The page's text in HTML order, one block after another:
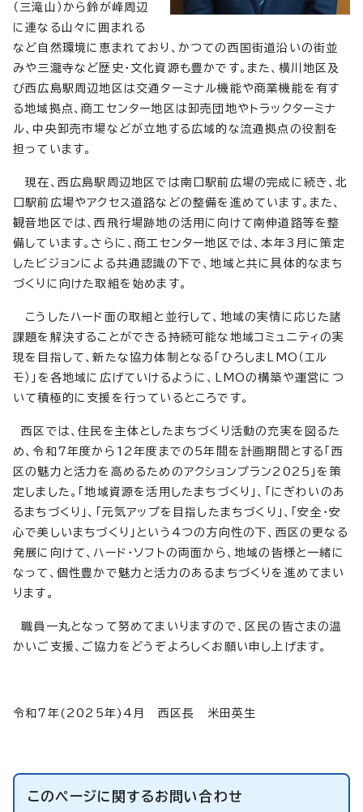
（三滝山）から鈴が峰周辺
に連なる山々に囲まれる
など自然環境に恵まれており、かつての西国街道沿いの街並
みや三瀧寺など歴史・文化資源も豊かです。また、横川地区及
び西広島駅周辺地区は交通ターミナル機能や商業機能を有す
る地域拠点、商工センター地区は卸売団地やトラックターミナ
ル、中央卸売市場などが立地する広域的な流通拠点の役割を
担っています。
現在、西広島駅周辺地区では南口駅前広場の完成に続き、北
口駅前広場やアクセス道路などの整備を進めています。また、
観音地区では、西飛行場跡地の活用に向けて南伸道路等を整
備しています。さらに、商工センター地区では、本年3月に策定
したビジョンによる共通認識の下で、地域と共に具体的なまち
づくりに向けた取組を始めます。
こうしたハード面の取組と並行して、地域の実情に応じた諸
課題を解決することができる持続可能な地域コミュニティの実
現を目指して、新たな協力体制となる「ひろしまLMO（エル
モ）」を各地域に広げていけるように、LMOの構築や運営につ
いて積極的に支援を行っているところです。
西区では、住民を主体としたまちづくり活動の充実を図るた
め、令和7年度から12年度までの5年間を計画期間とする「西
区の魅力と活力を高めるためのアクションプラン2025」を策
定しました。「地域資源を活用したまちづくり」、「にぎわいのあ
るまちづくり」、「元気アップを目指したまちづくり」、「安全・安
心で美しいまちづくり」という4つの方向性の下、西区の更なる
発展に向けて、ハード・ソフトの両面から、地域の皆様と一緒に
なって、個性豊かで魅力と活力のあるまちづくりを進めてまい
ります。
職員一丸となって努めてまいりますので、区民の皆さまの温
かいご支援、ご協力をどうぞよろしくお願い申し上げます。
令和7年(2025年)4月 西区長 米田英生
このページに関するお問い合わせ